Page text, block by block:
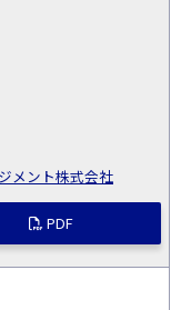
メント株式会社
PDF